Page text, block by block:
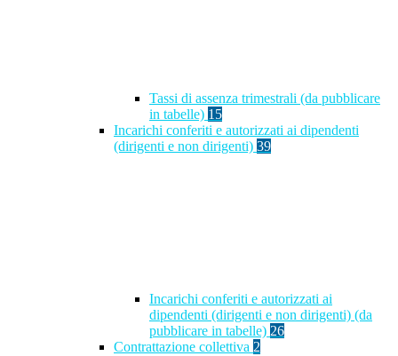
Tassi di assenza trimestrali (da pubblicare
in tabelle) 15
Incarichi conferiti e autorizzati ai dipendenti
(dirigenti e non dirigenti) 39
Incarichi conferiti e autorizzati ai
dipendenti (dirigenti e non dirigenti) (da
pubblicare in tabelle) 26
Contrattazione collettiva 2